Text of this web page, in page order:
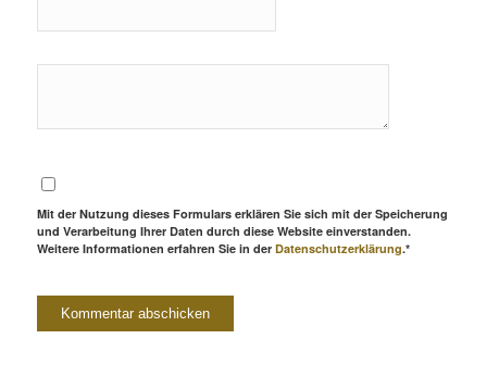
Mit der Nutzung dieses Formulars erklären Sie sich mit der Speicherung
und Verarbeitung Ihrer Daten durch diese Website einverstanden.
Weitere Informationen erfahren Sie in der Datenschutzerklärung.*